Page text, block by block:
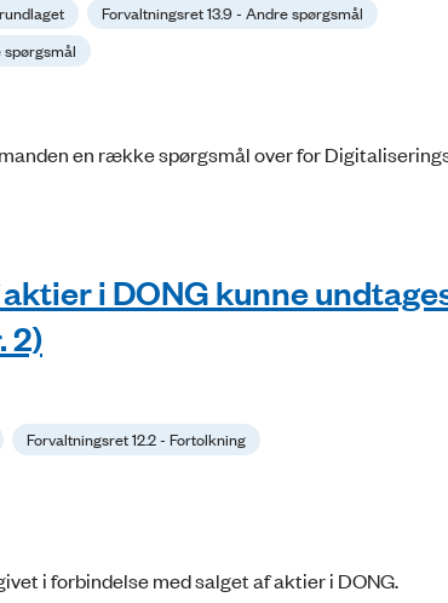
Forvaltningsret 13.9 - Andre spørgsmål
en række spørgsmål over for
i DONG kunne
2)
Forvaltningsret 12.2 - Fortolkning
i forbindelse med salget af aktier i DONG.